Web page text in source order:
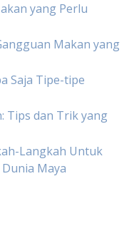
yang Perlu
Makan yang
Saja Tipe-tipe
Tips dan Trik yang
Langkah Untuk
Maya